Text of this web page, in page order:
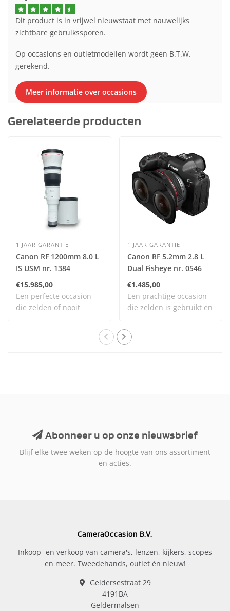
Dit product is in vrijwel nieuwstaat met nauwelijks
zichtbare gebruikssporen.
Op occasions en outletmodellen wordt geen B.T.W.
gerekend.
Meer informatie over occasions
Gerelateerde producten
1 JAAR GARANTIE-
Canon RF 1200mm 8.0 L
IS USM nr. 1384
€15.985,00
Een perfecte occasion
die zelden of nooit
1 JAAR GARANTIE-
Canon RF 5.2mm 2.8 L
Dual Fisheye nr. 0546
€1.485,00
Een prachtige occasion
die zelden is gebruikt en
Abonneer u op onze nieuwsbrief
Blijf elke twee weken op de hoogte van ons assortiment
en acties.
CameraOccasion B.V.
Inkoop- en verkoop van camera's, lenzen, kijkers, scopes
en meer. Tweedehands, outlet én nieuw!
Geldersestraat 29
4191BA
Geldermalsen